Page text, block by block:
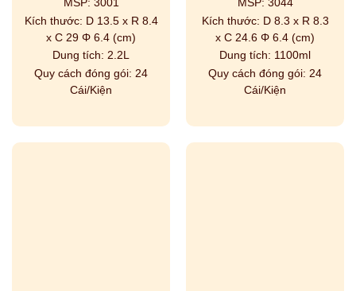
MSP: 3001
Kích thước: D 13.5 x R 8.4
x C 29 Φ 6.4 (cm)
Dung tích: 2.2L
Quy cách đóng gói: 24
Cái/Kiện
MSP: 3044
Kích thước: D 8.3 x R 8.3
x C 24.6 Φ 6.4 (cm)
Dung tích: 1100ml
Quy cách đóng gói: 24
Cái/Kiện